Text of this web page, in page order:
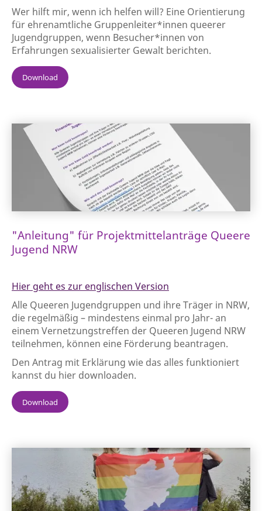
Wer hilft mir, wenn ich helfen will? Eine Orientierung
für ehrenamtliche Gruppenleiter*innen queerer
Jugendgruppen, wenn Besucher*innen von
Erfahrungen sexualisierter Gewalt berichten.
Download
"Anleitung" für Projektmittelanträge Queere
Jugend NRW
Hier geht es zur englischen Version
Alle Queeren Jugendgruppen und ihre Träger in NRW,
die regelmäßig – mindestens einmal pro Jahr- an
einem Vernetzungstreffen der Queeren Jugend NRW
teilnehmen, können eine Förderung beantragen.
Den Antrag mit Erklärung wie das alles funktioniert
kannst du hier downloaden.
Download